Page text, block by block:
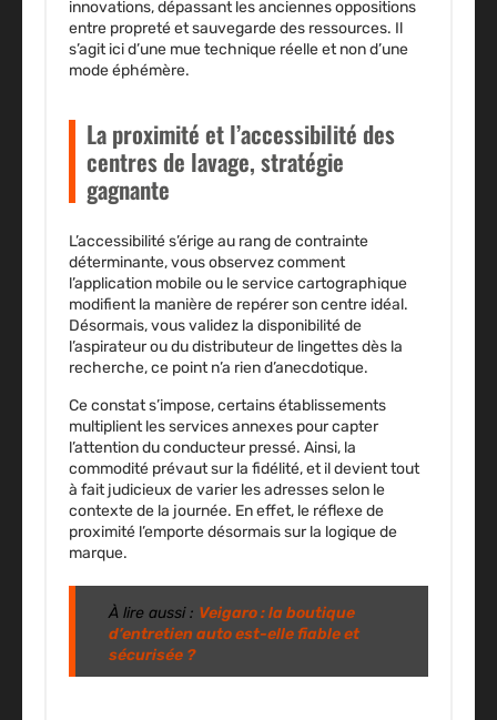
innovations, dépassant les anciennes oppositions
entre propreté et sauvegarde des ressources. Il
s’agit ici d’une mue technique réelle et non d’une
mode éphémère.
La proximité et l’accessibilité des
centres de lavage, stratégie
gagnante
L’accessibilité s’érige au rang de contrainte
déterminante, vous observez comment
l’application mobile ou le service cartographique
modifient la manière de repérer son centre idéal.
Désormais, vous validez la disponibilité de
l’aspirateur ou du distributeur de lingettes dès la
recherche, ce point n’a rien d’anecdotique.
Ce constat s’impose, certains établissements
multiplient les services annexes pour capter
l’attention du conducteur pressé. Ainsi, la
commodité prévaut sur la fidélité, et il devient tout
à fait judicieux de varier les adresses selon le
contexte de la journée. En effet, le réflexe de
proximité l’emporte désormais sur la logique de
marque.
À lire aussi : Veigaro : la boutique
d’entretien auto est-elle fiable et
sécurisée ?